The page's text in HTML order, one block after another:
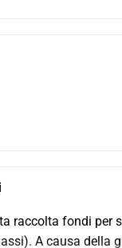
raccolta fondi per
A causa della